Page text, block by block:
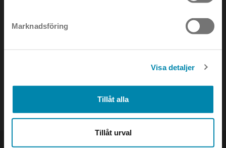
Marknadsföring
Visa detaljer
Tillåt alla
Tillåt urval
tel:08-442 90 00